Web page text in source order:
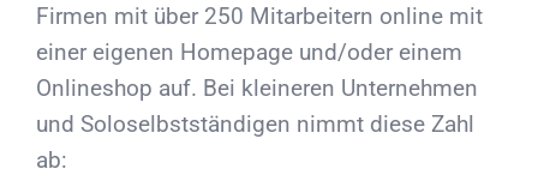
Firmen mit über 250 Mitarbeitern online mit
einer eigenen Homepage und/oder einem
Onlineshop auf. Bei kleineren Unternehmen
und Soloselbstständigen nimmt diese Zahl
ab: